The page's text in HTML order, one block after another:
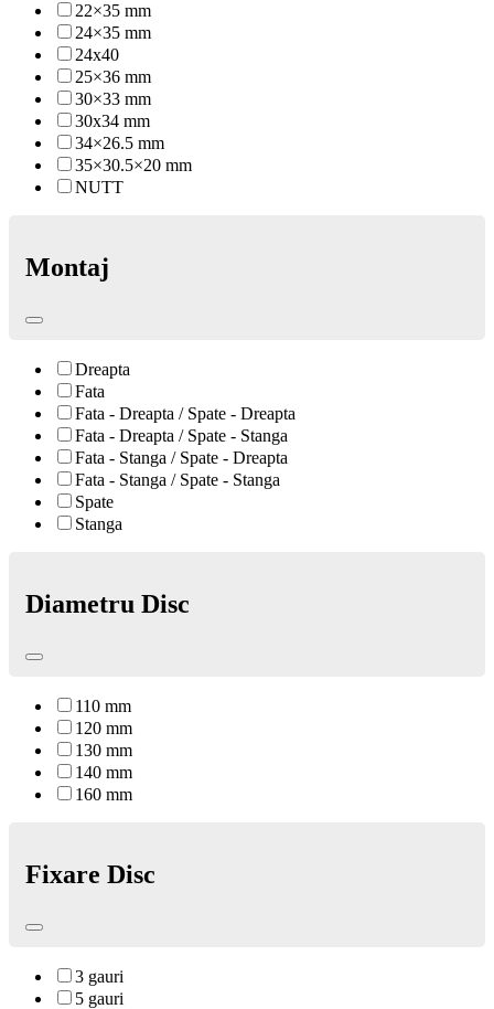
22×35 mm
24×35 mm
24x40
25×36 mm
30×33 mm
30x34 mm
34×26.5 mm
35×30.5×20 mm
NUTT
Montaj
Dreapta
Fata
Fata - Dreapta / Spate - Dreapta
Fata - Dreapta / Spate - Stanga
Fata - Stanga / Spate - Dreapta
Fata - Stanga / Spate - Stanga
Spate
Stanga
Diametru Disc
110 mm
120 mm
130 mm
140 mm
160 mm
Fixare Disc
3 gauri
5 gauri